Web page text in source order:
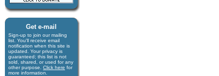
Get e-mail
Sign-up to join our mail­ing
list. You'll receive e­mail
notification when this site is
updated. Your privacy is
guaran­teed; this list is not
sold, shared, or used for any
other purpose. Click here for
more infor­mation.